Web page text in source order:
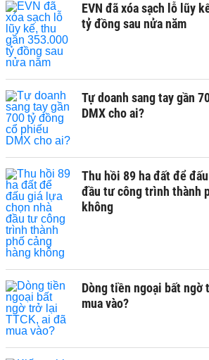
EVN đã xóa sạch lỗ lũy
tỷ đồng sau nửa năm
Tự doanh sang tay gần
DMX cho ai?
Thu hồi 89 ha đất để
đầu tư công trình thành
không
Dòng tiền ngoại bất ngờ
mua vào?